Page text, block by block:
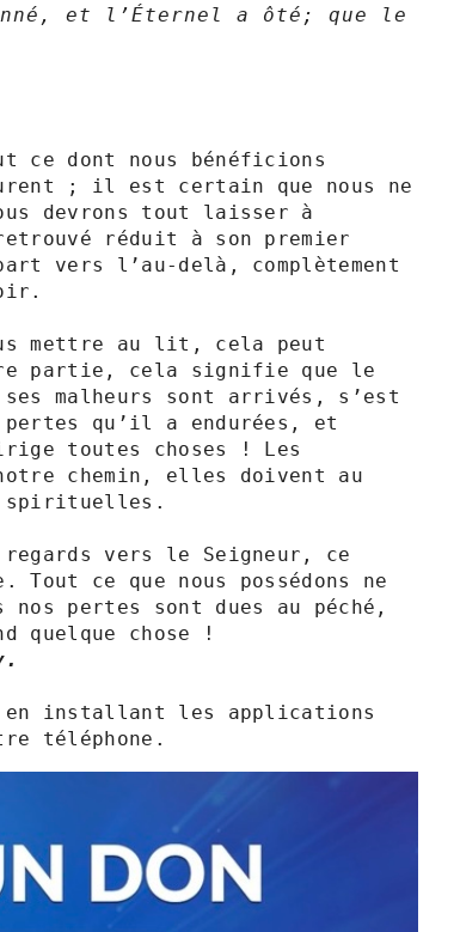
et l’Éternel a ôté; que le
ce dont nous bénéficions
; il est certain que nous ne
devrons tout laisser à
réduit à son premier
vers l’au-delà, complètement
mettre au lit, cela peut
partie, cela signifie que le
malheurs sont arrivés, s’est
pertes qu’il a endurées, et
toutes choses ! Les
chemin, elles doivent au
spirituelles.
vers le Seigneur, ce
ce que nous possédons ne
pertes sont dues au péché,
en installant les applications
téléphone.